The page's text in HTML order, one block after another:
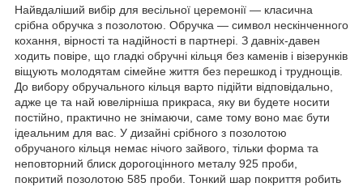
Найвдаліший вибір для весільної церемонії — класична
срібна обручка з позолотою. Обручка — символ нескінченного
кохання, вірності та надійності в партнері. З давніх-давен
ходить повіре, що гладкі обручні кільця без каменів і візерунків
віщують молодятам сімейне життя без перешкод і труднощів.
До вибору обручального кільця варто підійти відповідально,
адже це та най ювелірніша прикраса, яку ви будете носити
постійно, практично не знімаючи, саме тому воно має бути
ідеальним для вас. У дизайні срібного з позолотою
обручаного кільця немає нічого зайвого, тільки форма та
неповторний блиск дорогоцінного металу 925 проби,
покритий позолотою 585 проби. Тонкий шар покриття робить